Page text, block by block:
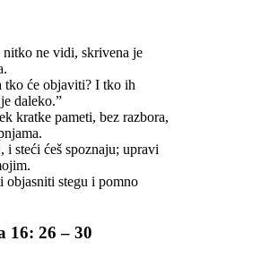
ne vidi, skrivena je
tko će objaviti? I tko ih
daleko.”
kratke pameti, bez razbora,
i steći ćeš spoznaju; upravi
objasniti stegu i pomno
16: 26 – 30